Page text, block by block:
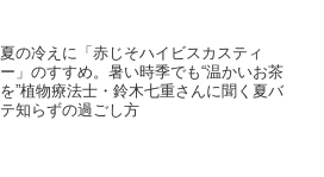
夏の冷えに「赤じそハイビスカスティ
ー」のすすめ。暑い時季でも“温かいお茶
を”植物療法士・鈴木七重さんに聞く夏バ
テ知らずの過ごし方